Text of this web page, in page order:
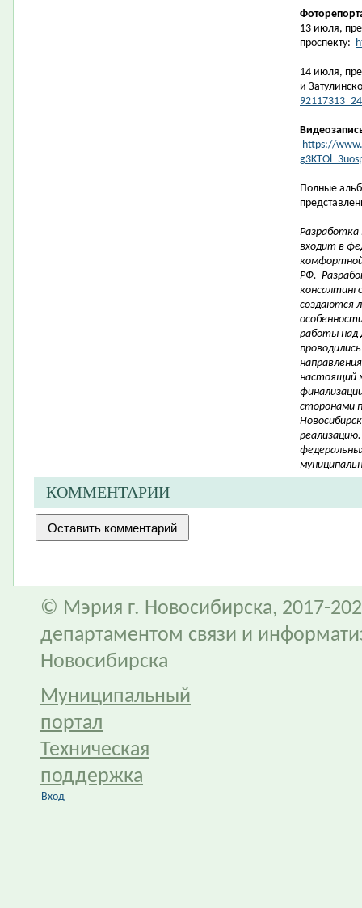
13 июля,
проспекту:
14 июля,
и
https://
Полные
входит в
РФ.
создаются
работы над
настоящий
сторонами
КОММЕНТАРИИ
© Мэрия г. Новосибирска, 2017-
департаментом связи и
Новосибирска
Муниципальный
портал
Техническая
поддержка
Вход